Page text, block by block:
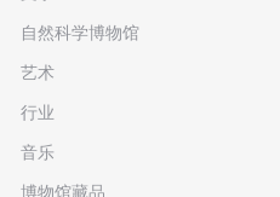
自然科学博物馆
艺术
行业
音乐
博物馆藏品